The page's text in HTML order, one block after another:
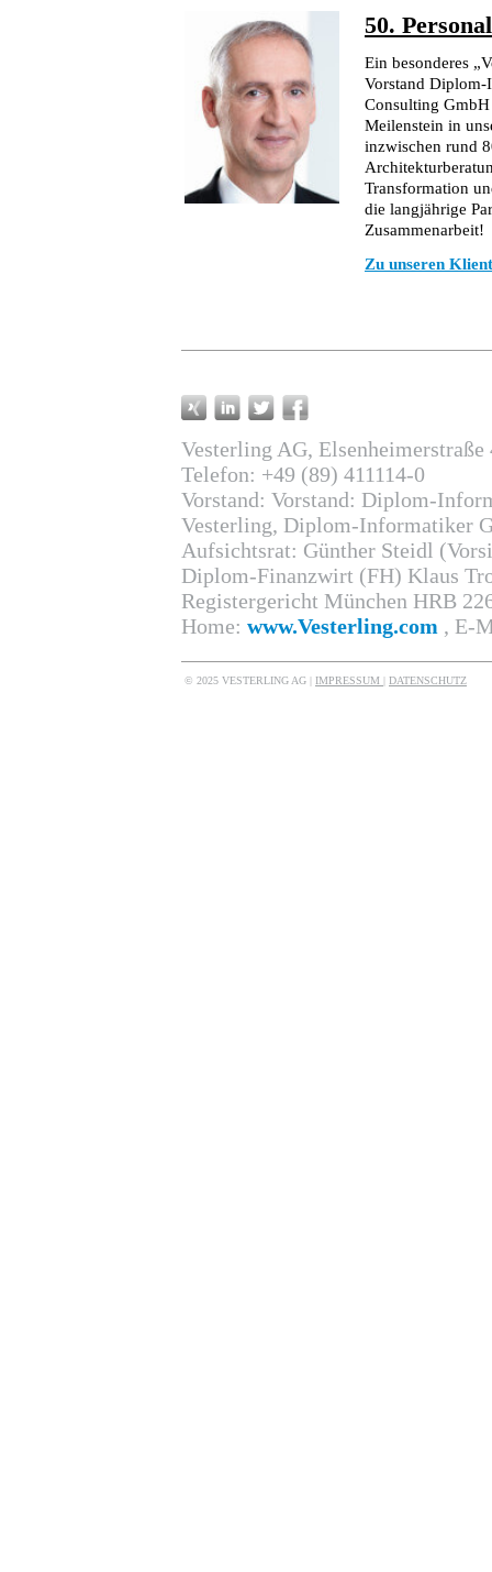
50.
Ein besonderes
Vorstand Diplom-
Consulting
Meilenstein in
inzwischen rund
Transformation
die langjährige
Zusammenarbeit!
Zu unseren
Vesterling AG, Elsenheimerstraße
Telefon: +49 (89) 411114-0
Vorstand: Vorstand: Diplom-
Vesterling, Diplom-Informatiker
Aufsichtsrat: Günther Steidl
Diplom-Finanzwirt (FH) Klaus
Registergericht München HRB
Home: www.Vesterling.com , E-
© 2025 VESTERLING AG | IMPRESSUM | DATENSCHUTZ